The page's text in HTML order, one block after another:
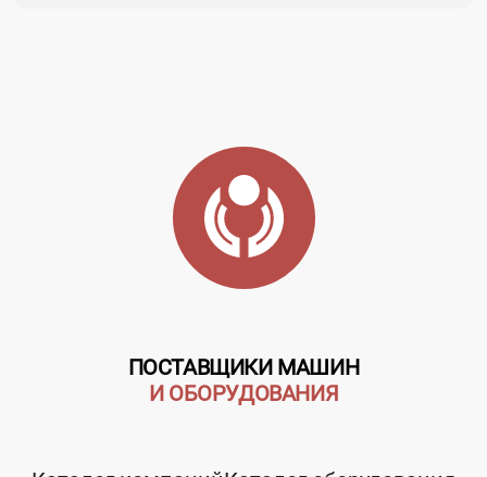
ПОСТАВЩИКИ МАШИН
И ОБОРУДОВАНИЯ